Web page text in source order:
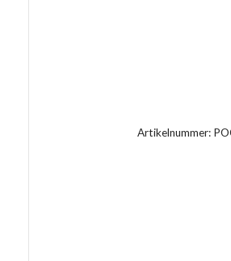
Artikelnummer: